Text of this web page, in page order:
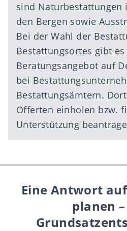
sind Naturbestattungen
den Bergen sowie
Bei der Wahl der
Bestattungsortes gibt
Beratungsangebot auf
bei
Bestattungsämtern.
Offerten einholen bzw.
Unterstützung
Eine Antwort
planen